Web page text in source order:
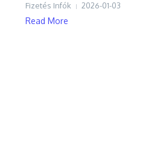
Fizetés Infók 2026-01-03
Read More